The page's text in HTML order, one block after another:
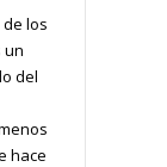
los
un
del
hace